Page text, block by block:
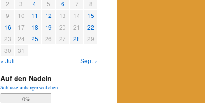
2
3 4 5 6 7
8
9
10 11 12 13 14
15
16
17 18 19 20 21
22
23
24 25 26 27 28
29
30
31
« Juli
Sep. »
Auf den Nadeln
Schlüsselanhängersöckchen
0%